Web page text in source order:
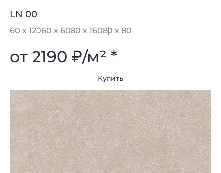
LN 00
60 x 12060 x 6080 x 16080 x 80
от 2190 ₽/м² *
Купить